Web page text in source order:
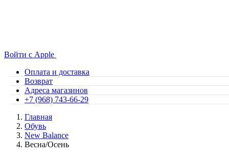
Войти с Apple
Оплата и доставка
Возврат
Адреса магазинов
+7 (968) 743-66-29
Главная
Обувь
New Balance
Весна/Осень